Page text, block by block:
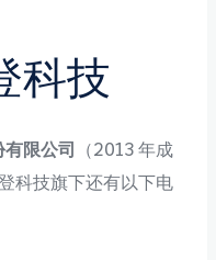
科技
限公司
（2013 年成
科技旗下还有以下电